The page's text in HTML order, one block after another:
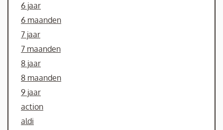
6 jaar
6 maanden
7 jaar
7 maanden
8 jaar
8 maanden
9 jaar
action
aldi